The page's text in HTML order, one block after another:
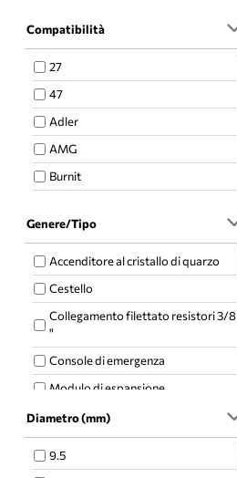
MES
Micronova
Tiemme
Trial
Compatibilità
27
47
Adler
AMG
Burnit
Ecoteck
Emaflam
Kalideal
Kalor
Qlima
Xiang
Anselmo Cola
Genere/Tipo
Accenditore al cristallo di quarzo
Cestello
Collegamento filettato resistori 3/8
"
Console di emergenza
Modulo di espansione
Motore elettrico
Motoriduttore
Pellet potter
Diametro (mm)
9.5